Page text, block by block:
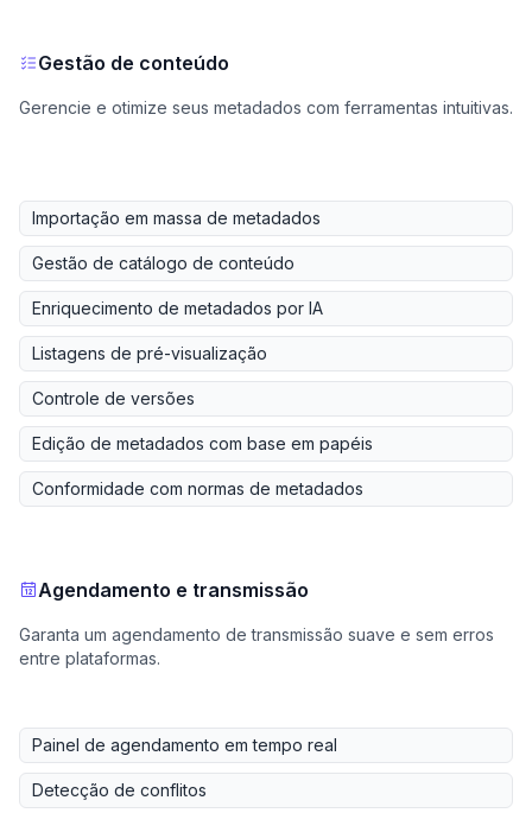
Gestão de conteúdo
Gerencie e otimize seus metadados com ferramentas intuitivas.
Importação em massa de metadados
Gestão de catálogo de conteúdo
Enriquecimento de metadados por IA
Listagens de pré-visualização
Controle de versões
Edição de metadados com base em papéis
Conformidade com normas de metadados
Agendamento e transmissão
Garanta um agendamento de transmissão suave e sem erros
entre plataformas.
Painel de agendamento em tempo real
Detecção de conflitos